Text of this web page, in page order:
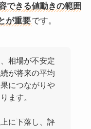
できる値動きの範囲
が重要です。
相場が不安定
が将来の平均
につながりや
ます。
に下落し、評